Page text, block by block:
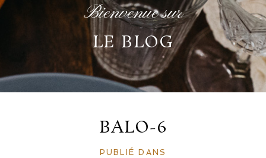
Bienvenue sur
LE BLOG
BALO-6
PUBLIÉ DANS